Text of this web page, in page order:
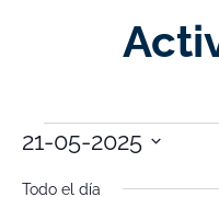
21-05-2025
la
Todo el día